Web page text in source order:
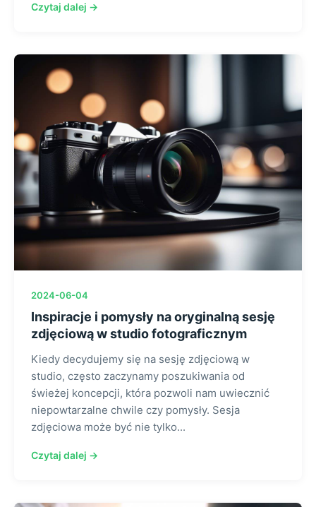
Czytaj dalej →
2024-06-04
Inspiracje i pomysły na oryginalną sesję
zdjęciową w studio fotograficznym
Kiedy decydujemy się na sesję zdjęciową w
studio, często zaczynamy poszukiwania od
świeżej koncepcji, która pozwoli nam uwiecznić
niepowtarzalne chwile czy pomysły. Sesja
zdjęciowa może być nie tylko...
Czytaj dalej →